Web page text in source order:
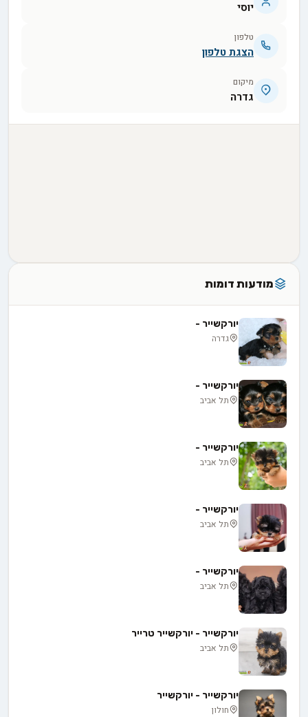
יוסי
טלפון
הצגת טלפון
מיקום
גדרה
מודעות דומות
יורקשייר -
גדרה
יורקשייר -
תל אביב
יורקשייר -
תל אביב
יורקשייר -
תל אביב
יורקשייר -
תל אביב
יורקשייר - יורקשייר טרייר
תל אביב
יורקשייר - יורקשייר
חולון